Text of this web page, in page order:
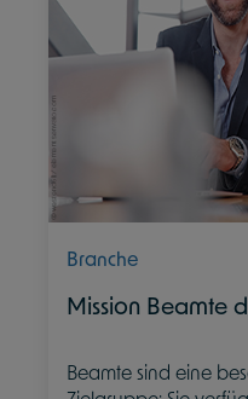
Branche
Mission Beamte
Beamte sind eine